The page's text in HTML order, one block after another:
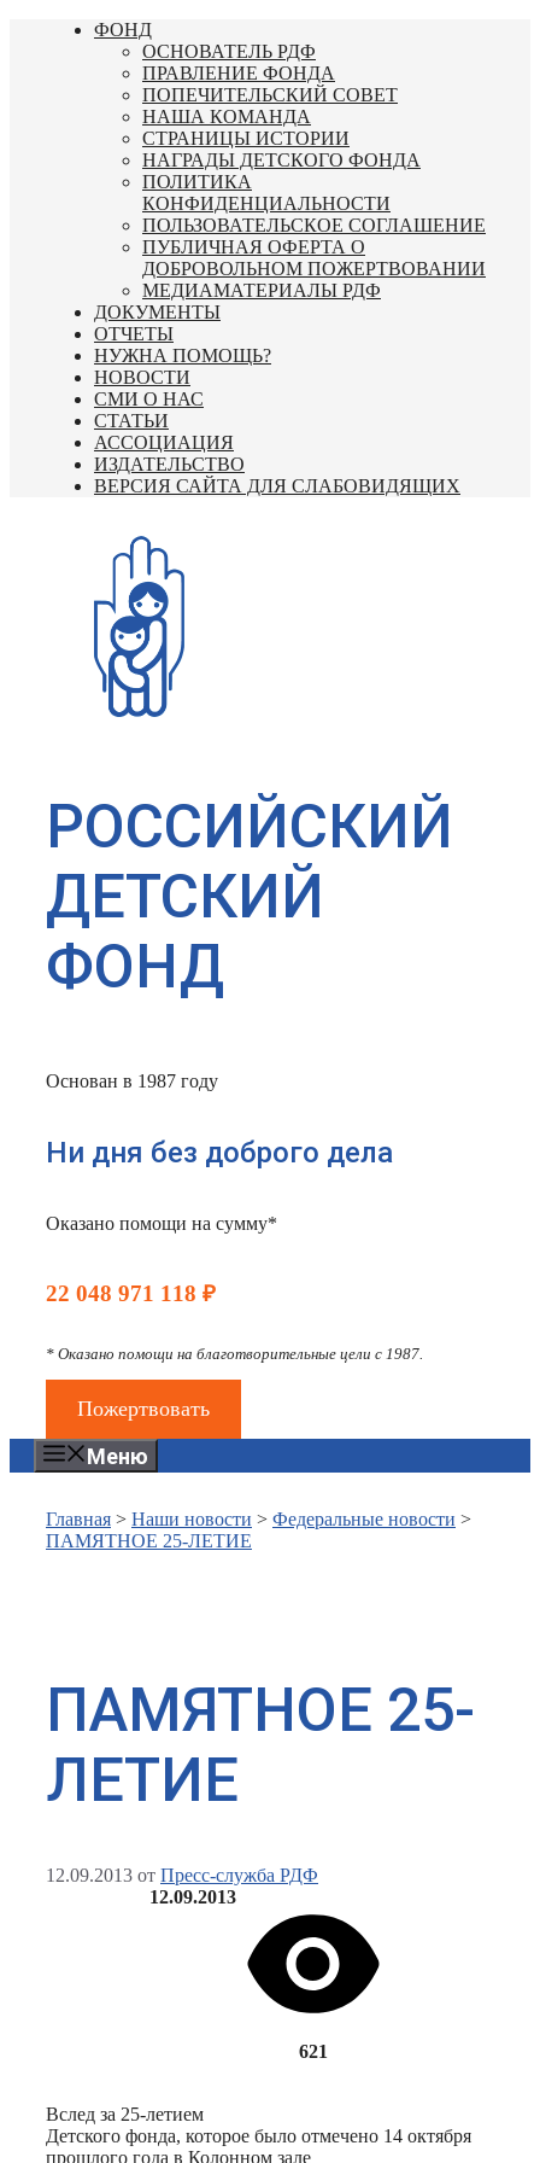
Перейти
ФОНД
ОСНОВАТЕЛЬ РДФ
ПРАВЛЕНИЕ ФОНДА
ПОПЕЧИТЕЛЬСКИЙ СОВЕТ
НАША КОМАНДА
СТРАНИЦЫ ИСТОРИИ
НАГРАДЫ ДЕТСКОГО ФОНДА
ПОЛИТИКА
КОНФИДЕНЦИАЛЬНОСТИ
ПОЛЬЗОВАТЕЛЬСКОЕ СОГЛАШЕНИЕ
ПУБЛИЧНАЯ ОФЕРТА О
ДОБРОВОЛЬНОМ ПОЖЕРТВОВАНИИ
МЕДИАМАТЕРИАЛЫ РДФ
ДОКУМЕНТЫ
ОТЧЕТЫ
НУЖНА ПОМОЩЬ?
НОВОСТИ
СМИ О НАС
СТАТЬИ
АССОЦИАЦИЯ
ИЗДАТЕЛЬСТВО
ВЕРСИЯ САЙТА ДЛЯ СЛАБОВИДЯЩИХ
РОССИЙСКИЙ
ДЕТСКИЙ
ФОНД
Основан в 1987 году
Ни дня без доброго дела
Оказано помощи на сумму*
22 048 971 118 ₽
* Оказано помощи на благотворительные цели с 1987.
Пожертвовать
Меню
Главная > Наши новости > Федеральные новости >
ПАМЯТНОЕ 25-ЛЕТИЕ
ПАМЯТНОЕ 25-
ЛЕТИЕ
12.09.2013 от Пресс-служба РДФ
12.09.2013
621
Вслед за 25-летием
Детского фонда, которое было отмечено 14 октября
прошлого года в Колонном зале